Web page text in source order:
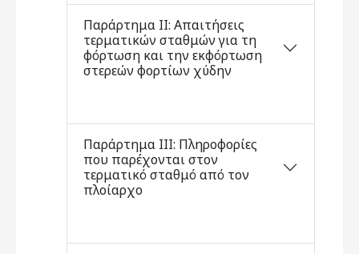
Παράρτημα ΙΙ: Απαιτήσεις
τερματικών σταθμών για τη
φόρτωση και την εκφόρτωση
στερεών φορτίων χύδην
Παράρτημα ΙΙΙ: Πληροφορίες
που παρέχονται στον
τερματικό σταθμό από τον
πλοίαρχο